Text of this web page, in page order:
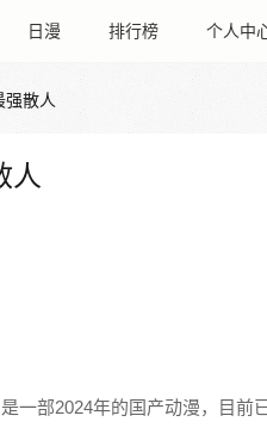
日漫 排行榜 个人中
强散人
人
是一部2024年的国产动漫，目前